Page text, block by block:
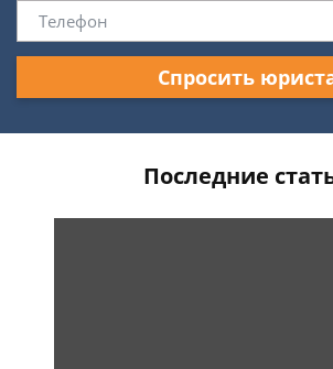
Спросить
Последние